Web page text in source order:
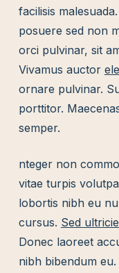
facilisis
posuere sed non
orci pulvinar, sit
Vivamus auctor
ornare pulvinar.
porttitor.
semper.
nteger non
vitae turpis
lobortis nibh eu
cursus. Sed
Donec laoreet
nibh bibendum